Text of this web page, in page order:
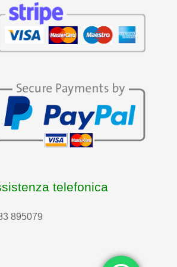
telefonica
895079